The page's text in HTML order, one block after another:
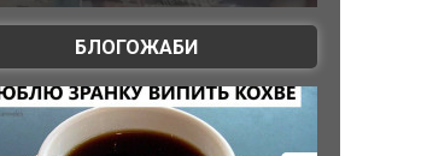
БЛОГОЖАБИ